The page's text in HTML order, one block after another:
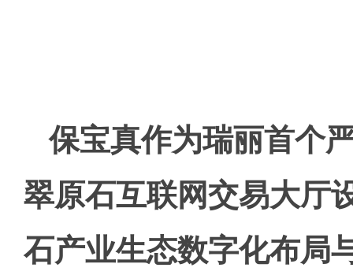
保宝真作为瑞丽首个
翠原石互联网交易大厅
石产业生态数字化布局